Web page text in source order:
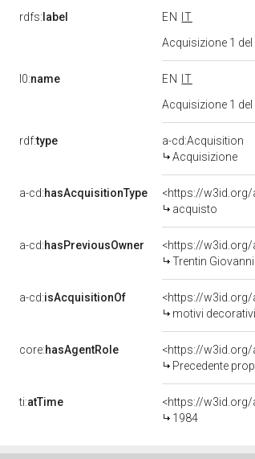
rdfs: label EN
IT
Acquisizione 1
l0:name EN
IT
Acquisizione 1
rdf:type
a-cd:Acquisition
Acquisizione
a-cd:hasAcquisitionType
<https://
acquisto
a-cd:hasPreviousOwner
<https://
Trentin Giovanni
a-cd:isAcquisitionOf
<https://
motivi
core:hasAgentRole
<https://
Precedente
ti:atTime
<https://
1984